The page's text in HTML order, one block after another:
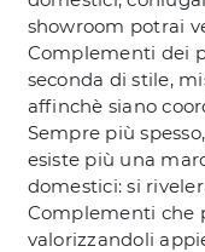
showroom potrai
Complementi dei
seconda di stile,
affinchè siano
Sempre più
esiste più una
domestici: si
Complementi che
valorizzandoli